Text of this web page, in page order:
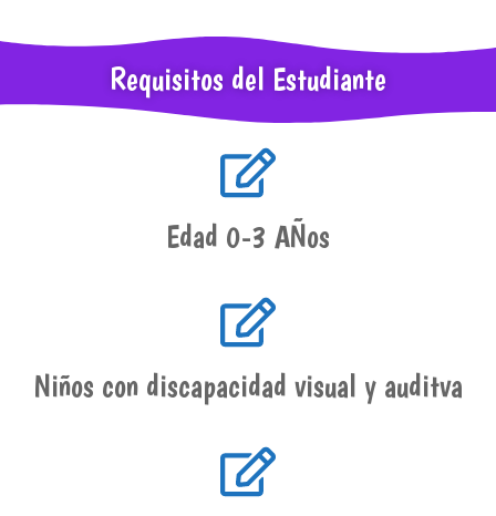
Requisitos del Estudiante
Edad 0-3 AÑos
Niños con discapacidad visual y auditva